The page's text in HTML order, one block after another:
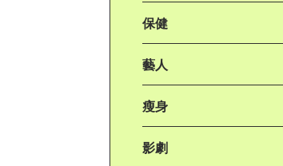
保健
藝人
瘦身
影劇